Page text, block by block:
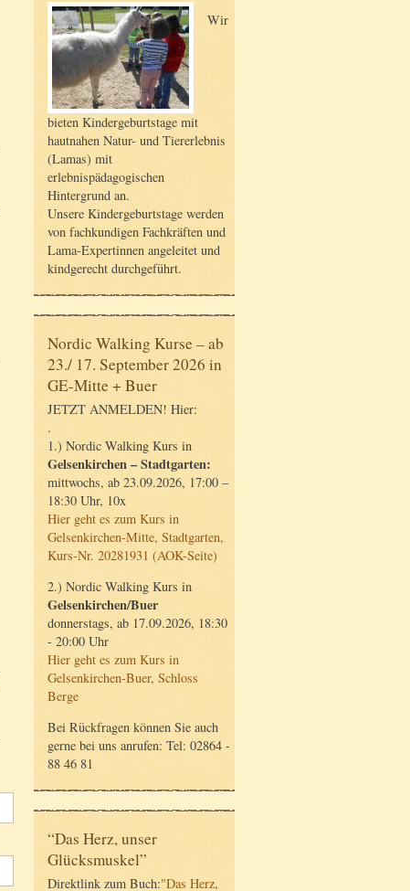
Wir
bieten Kindergeburtstage mit
hautnahen Natur- und Tiererlebnis
(Lamas) mit
erlebnispädagogischen
Hintergrund an.
Unsere Kindergeburtstage werden
von fachkundigen Fachkräften und
Lama-Expertinnen angeleitet und
kindgerecht durchgeführt.
Nordic Walking Kurse – ab
23./ 17. September 2026 in
GE-Mitte + Buer
JETZT ANMELDEN! Hier:
.
1.) Nordic Walking Kurs in
Gelsenkirchen – Stadtgarten:
mittwochs, ab 23.09.2026, 17:00 –
18:30 Uhr, 10x
Hier geht es zum Kurs in
Gelsenkirchen-Mitte, Stadtgarten,
Kurs-Nr. 20281931 (AOK-Seite)
2.) Nordic Walking Kurs in
Gelsenkirchen/Buer
donnerstags, ab 17.09.2026, 18:30
- 20:00 Uhr
Hier geht es zum Kurs in
Gelsenkirchen-Buer, Schloss
Berge
Bei Rückfragen können Sie auch
gerne bei uns anrufen: Tel: 02864 -
88 46 81
“Das Herz, unser
Glücksmuskel”
Direktlink zum Buch:"Das Herz,